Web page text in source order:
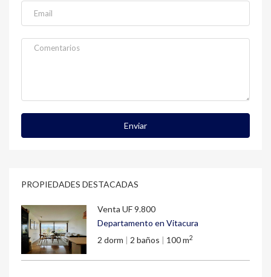
Enviar
PROPIEDADES DESTACADAS
Venta UF 9.800
Departamento en Vitacura
2 dorm | 2 baños | 100 m2